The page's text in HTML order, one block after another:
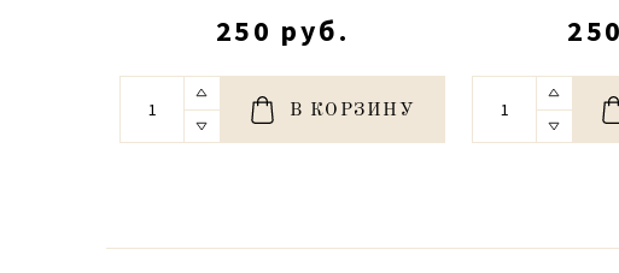
250 руб.
В КОРЗИНУ